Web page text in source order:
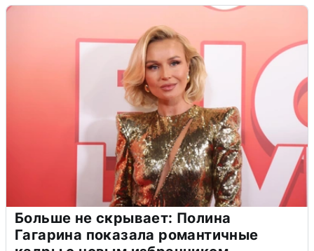
Больше не скрывает: Полина
Гагарина показала романтичные